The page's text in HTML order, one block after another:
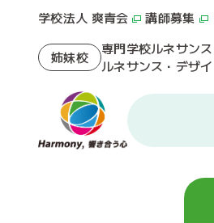
学校法人 爽青会 講師募集
姉妹校
専門学校ルネサン
ルネサンス・デザ